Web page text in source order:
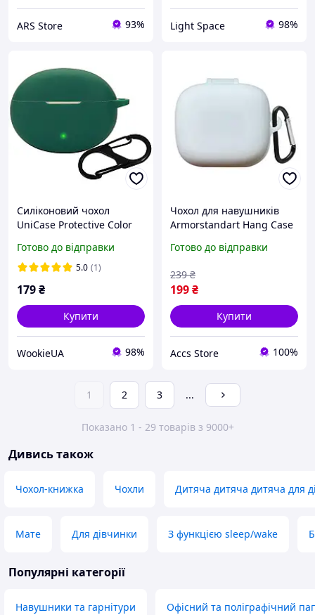
ARS Store 93% Light Space 98%
Силіконовий чохол
UniCase Protective Color
Blackish Green
Готово до відправки
5.0 (1)
179₴
Купити
WookieUA 98%
Чохол для навушників
Armorstandart Hang Case
(ARM80045)
Готово до відправки
199₴
239 ₴
Купити
Accs Store 100%
1 2 3 ...
Показано 1 - 29 товарів з 9000+
Дивись також
Чохол-книжка Чохли Дитяча дитяча дитяча для
Мате Для дівчинки З функцією sleep/wake
Популярні категорії
Навушники та гарнітури Офісний та поліграфічний